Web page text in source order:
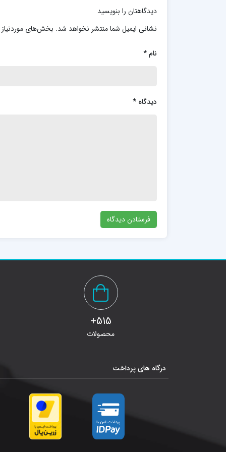
دیدگاهتان را بنویسید
نشانی ایمیل شما منتشر نخواهد شد. بخش‌های
نام*
دیدگاه *
515+
محصولات
درگاه های پرداخت